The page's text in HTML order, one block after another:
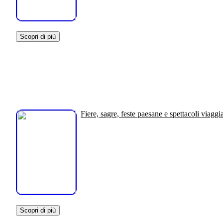
Scopri di più
Fiere, sagre, feste paesane e spettacoli
Scopri di più